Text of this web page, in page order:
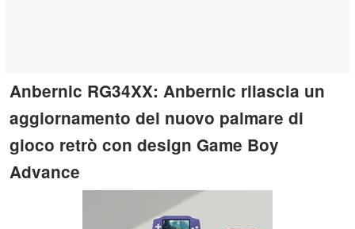
Anbernic RG34XX: Anbernic rilascia un
aggiornamento del nuovo palmare di
gioco retrò con design Game Boy
Advance